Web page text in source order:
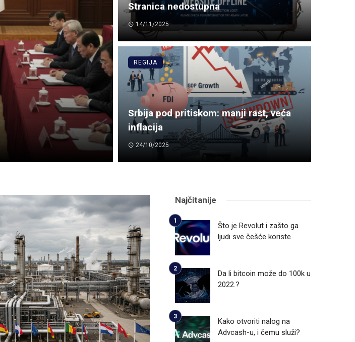
Stranica nedostupna
14/11/2025
Srbija pod pritiskom: manji rast, veća
inflacija
24/10/2025
REGIJA
Najčitanije
Što je Revolut i zašto ga
ljudi sve češće koriste
Da li bitcoin može do 100k u
2022.?
Kako otvoriti nalog na
Advcash-u, i čemu služi?